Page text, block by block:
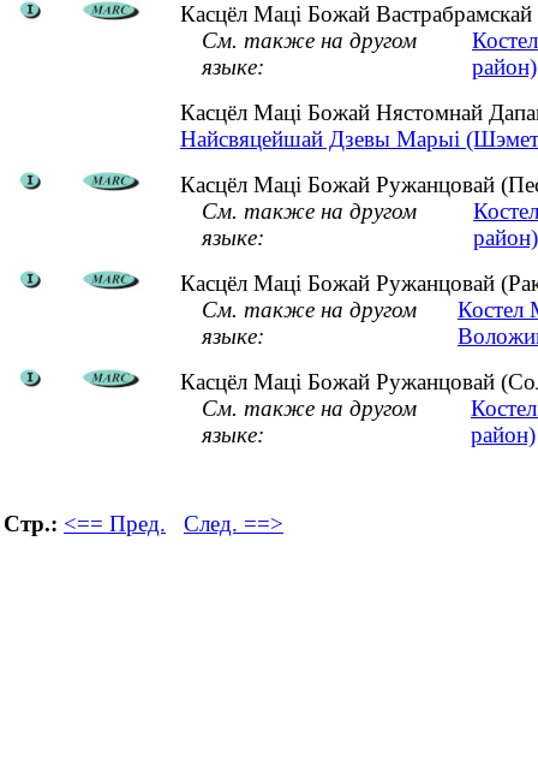
Касцёл Маці Божай Вастрабрамскай
См. также на другом
языке:
район)
Касцёл Маці Божай Нястомнай
Найсвяцейшай Дзевы Марыі
Касцёл Маці Божай Ружанцовай
См. также на другом
языке:
район)
Касцёл Маці Божай Ружанцовай
См. также на другом
языке:
Костел
Касцёл Маці Божай Ружанцовай
См. также на другом
языке:
район)
Стр.: <== Пред. След. ==>